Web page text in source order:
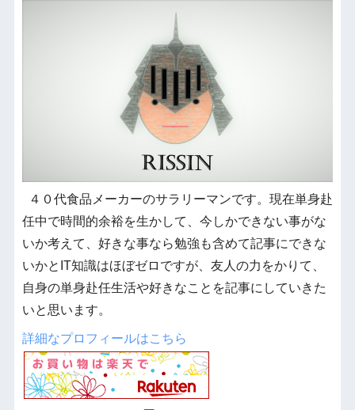
４０代食品メーカーのサラリーマンです。現在単身赴
任中で時間的余裕を生かして、今しかできない事がな
いか考えて、好きな事なら勉強も含めて記事にできな
いかとIT知識はほぼゼロですが、友人の力をかりて、
自身の単身赴任生活や好きなことを記事にしていきた
いと思います。
詳細なプロフィールはこちら